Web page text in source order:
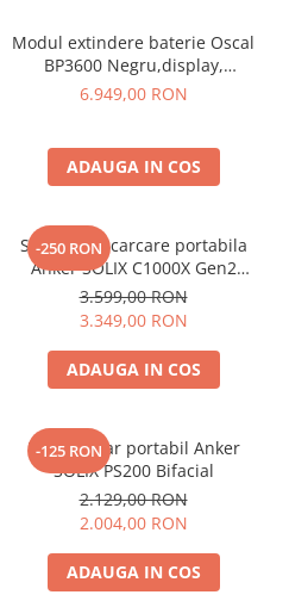
Toate panourile portabile
Kituri solare pentru balcon
Frigidere Portabile
Incarcatoare solare
Incarcatoare solare PWM
Interfete si cabluri
Cabluri panouri fotovoltaice
Cabluri pentru echipamente
fotovoltaice
Protectii si izolatoare de baterii
Monitorizare si control
Convertoare DC - DC
Invertoare Off-grid
Incarcatoare de retea
Modul extindere baterie Oscal
BP3600 Negru,display,
compatibil cu Oscal
6.949,00 RON
ADAUGA IN COS
-250 RON
Statie de incarcare portabila
Anker SOLIX C1000X Gen2
2000W 1024Wh
3.599,00 RON
3.349,00 RON
ADAUGA IN COS
-125 RON
Panou solar portabil Anker
SOLIX PS200 Bifacial
2.129,00 RON
2.004,00 RON
ADAUGA IN COS